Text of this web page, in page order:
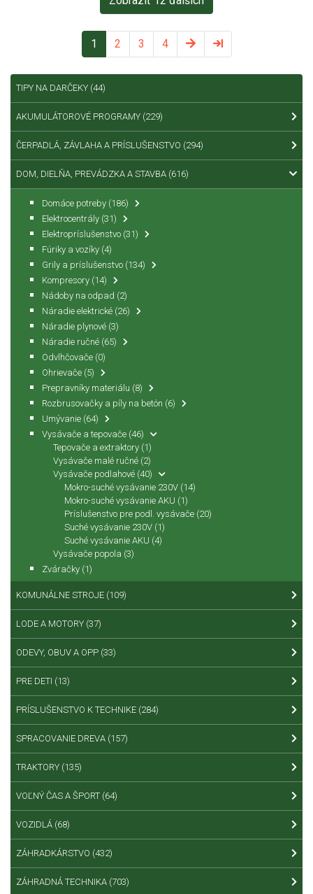
1 2 3 4
TIPY NA DARČEKY (44)
AKUMULÁTOROVÉ PROGRAMY (229)
ČERPADLÁ, ZÁVLAHA A PRÍSLUŠENSTVO (294)
DOM, DIELŇA, PREVÁDZKA A STAVBA (616)
Domáce potreby (186)
Elektrocentrály (31)
Elektropríslušenstvo (31)
Fúriky a vozíky (4)
Grily a príslušenstvo (134)
Kompresory (14)
Nádoby na odpad (2)
Náradie elektrické (26)
Náradie plynové (3)
Náradie ručné (65)
Odvlhčovače (0)
Ohrievače (5)
Prepravníky materiálu (8)
Rozbrusovačky a píly na betón (6)
Umývanie (64)
Vysávače a tepovače (46)
Tepovače a extraktory (1)
Vysávače malé ručné (2)
Vysávače podlahové (40)
Mokro-suché vysávanie 230V (14)
Mokro-suché vysávanie AKU (1)
Príslušenstvo pre podl. vysávače (20)
Suché vysávanie 230V (1)
Suché vysávanie AKU (4)
Vysávače popola (3)
Zváračky (1)
KOMUNÁLNE STROJE (109)
LODE A MOTORY (37)
ODEVY, OBUV A OPP (33)
PRE DETI (13)
PRÍSLUŠENSTVO K TECHNIKE (284)
SPRACOVANIE DREVA (157)
TRAKTORY (135)
VOĽNÝ ČAS A ŠPORT (64)
VOZIDLÁ (68)
ZÁHRADKÁRSTVO (432)
ZÁHRADNÁ TECHNIKA (703)